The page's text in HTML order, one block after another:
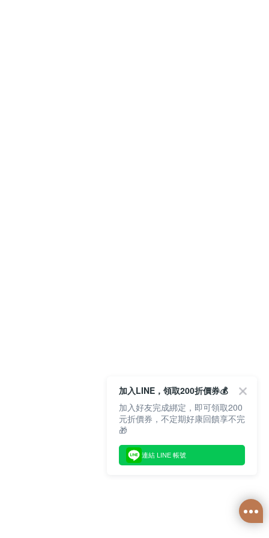
加入LINE，領取200折價券💰
加入好友完成綁定，即可領取200
元折價券，不定期好康回饋享不完
🎁
連結 LINE 帳號